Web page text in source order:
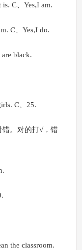
C、Yes,I am.
C、Yes,I do.
black.
C、25.
。对的打√，错
the classroom.